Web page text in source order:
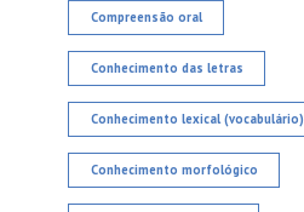
Compreensão oral
Conhecimento das letras
Conhecimento lexical (vocabulário)
Conhecimento morfológico